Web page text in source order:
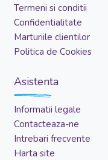
Termeni si conditii
Confidentialitate
Marturiile clientilor
Politica de Cookies
Asistenta
Informatii legale
Contacteaza-ne
Intrebari frecvente
Harta site